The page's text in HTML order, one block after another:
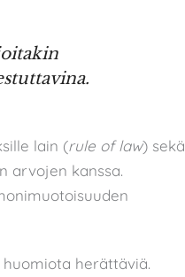
lain (rule of law) sekä
arvojen kanssa.
herättäviä.